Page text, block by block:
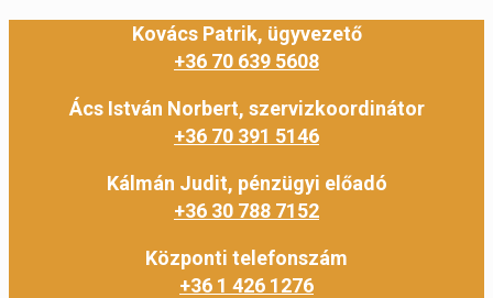
Kovács Patrik, ügyvezető
+36 70 639 5608
Ács István Norbert, szervizkoordinátor
+36 70 391 5146
Kálmán Judit, pénzügyi előadó
+36 30 788 7152
Központi telefonszám
+36 1 426 1276